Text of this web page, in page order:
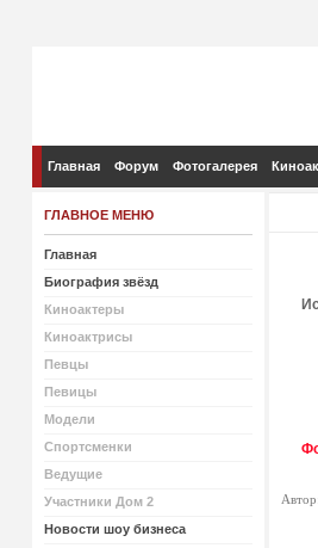
Главная Форум Фотогалерея
ГЛАВНОЕ МЕНЮ
Главная
Биография звёзд
Киноактеры
Киноактрисы
Певцы
Певицы
Модели
Спортсменки
Ведущие
Участники Дом 2
Новости шоу бизнеса
Автор: